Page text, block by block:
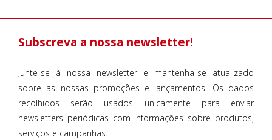
Subscreva a nossa newsletter!
Junte-se à nossa newsletter e mantenha-se atualizado
sobre as nossas promoções e lançamentos. Os dados
recolhidos serão usados unicamente para enviar
newsletters periódicas com informações sobre produtos,
serviços e campanhas.